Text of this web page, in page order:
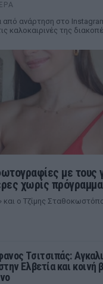
ανάρτηση στο
καλοκαιρινές της
με τους
χωρίς πρόγραμμα
και ο Τζίμης
Τσιτσιπάς:
Ελβετία και κοινή